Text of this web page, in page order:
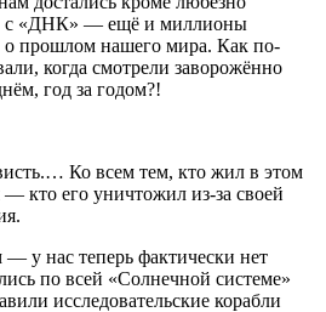
с «ДНК» — ещё и миллионы
о прошлом нашего мира. Как по-
когда смотрели заворожённо
год за годом?!
Ко всем тем, кто жил в этом
кто его уничтожил из-за своей
у нас теперь фактически нет
по всей «Солнечной системе»
исследовательские корабли